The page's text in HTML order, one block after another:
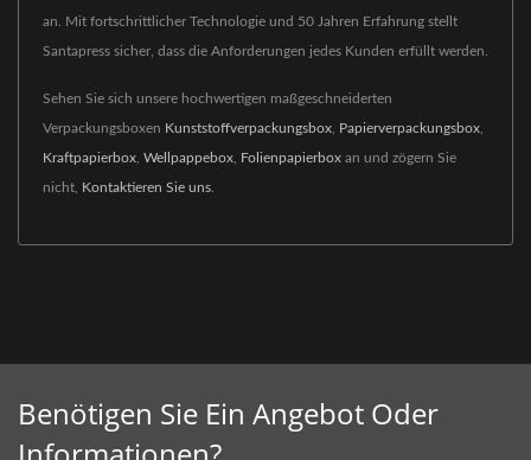
an. Mit fortschrittlicher Technologie und 50 Jahren Erfahrung stellt
Santapress sicher, dass die Anforderungen jedes Kunden erfüllt werden.
Sehen Sie sich unsere hochwertigen maßgeschneiderten
Verpackungsboxen Kunststoffverpackungsbox Papierverpackungsbox
Kraftpapierbox Wellpappebox Folienpapierbox an und zögern Sie
nicht, Kontaktieren Sie uns
Benötigen Sie Ein Angebot Oder